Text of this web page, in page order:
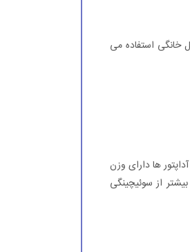
خانگی استفاده می
ها دارای وزن
از سوئیچینگی